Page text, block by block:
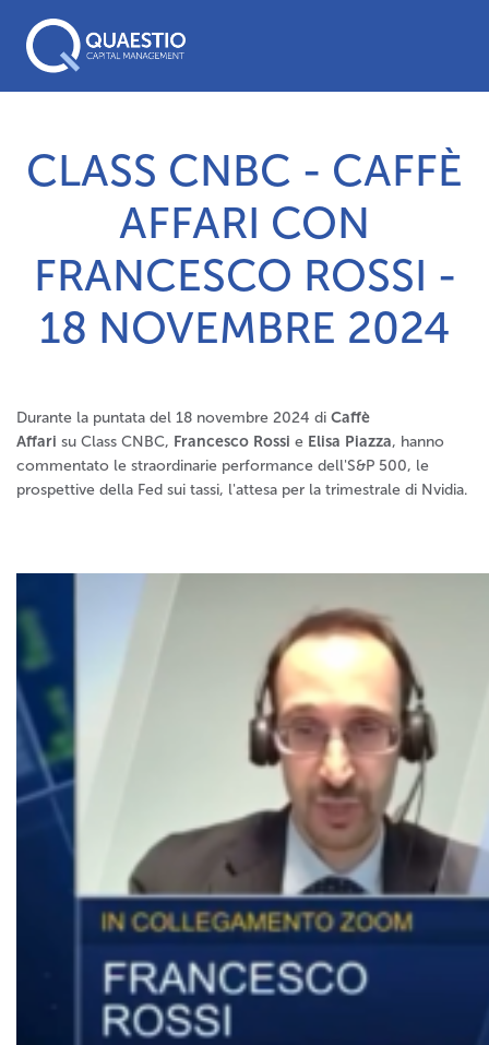
CLASS CNBC - CAFFÈ
AFFARI CON
FRANCESCO ROSSI -
18 NOVEMBRE 2024
Durante la puntata del 18 novembre 2024 di Caffè
Affari su Class CNBC, Francesco Rossi e Elisa Piazza, hanno
commentato le straordinarie performance dell'S&P 500, le
prospettive della Fed sui tassi, l'attesa per la trimestrale di Nvidia.